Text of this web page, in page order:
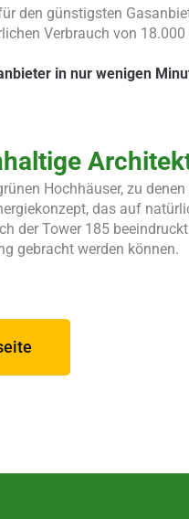
den günstigsten
Verbrauch von
in nur wenigen
Hochhäuser, zu
das auf
der Tower 185
gebracht werden können.